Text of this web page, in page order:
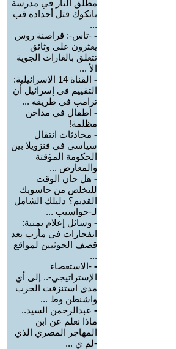
مطلق النار في مدرسة
بانكوك قتل أجداده قب
...
- -تاس-: قراصنة روس
يعثرون على وثائق
تتعلق بالغارات الجوية
الأ ...
-
القناة 14 الإسرائيلية:
التقييم في إسرائيل أن
ترامب في طريقه ...
- أطفال في مداخن
مظلمة!
- محادثات انتقال
سياسي في فنزويلا بين
الحكومة المؤقتة
والمعارض ...
- هل حان الوقت
للتخلص من حاسوبك
القديم؟ دليلك الشامل
لـ-حواسيب ...
- وسائل إعلام يمنية:
انفجارات في مأرب بعد
قصف الحوثيين لمواقع
...
- -الاستعصاء
الإستراتيجي-.. إلى أي
مدى استنزفت الحرب
واشنطن وط ...
- عبدالرحمن السيد..
ماذا نعلم عن ابن
المهاجر المصري الذي
-لم ي ...